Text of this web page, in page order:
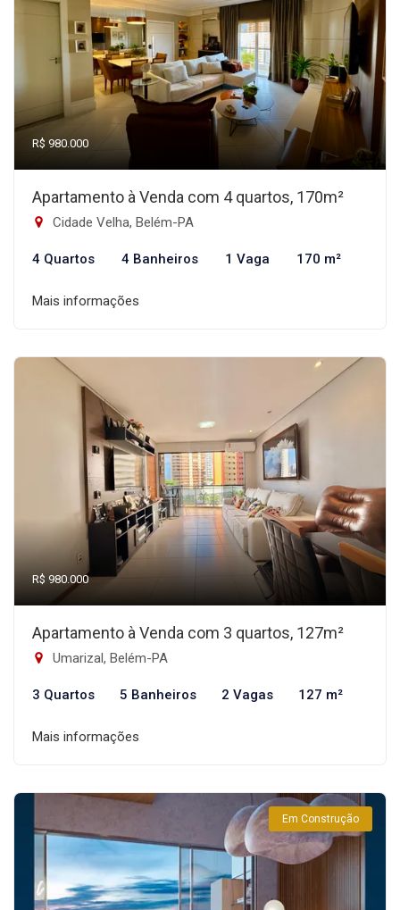
R$ 980.000
Apartamento à Venda com 4 quartos, 170m²
Cidade Velha, Belém-PA
4 Quartos 4 Banheiros 1 Vaga 170 m²
Mais informações
R$ 980.000
Apartamento à Venda com 3 quartos, 127m²
Umarizal, Belém-PA
3 Quartos 5 Banheiros 2 Vagas 127 m²
Mais informações
Em Construção